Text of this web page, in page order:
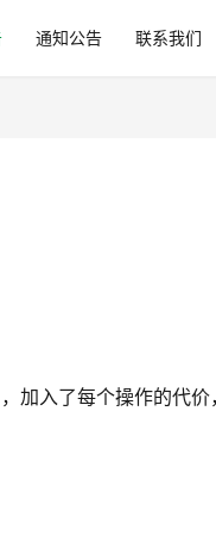
通知公告 联系我们
加入了每个操作的代价